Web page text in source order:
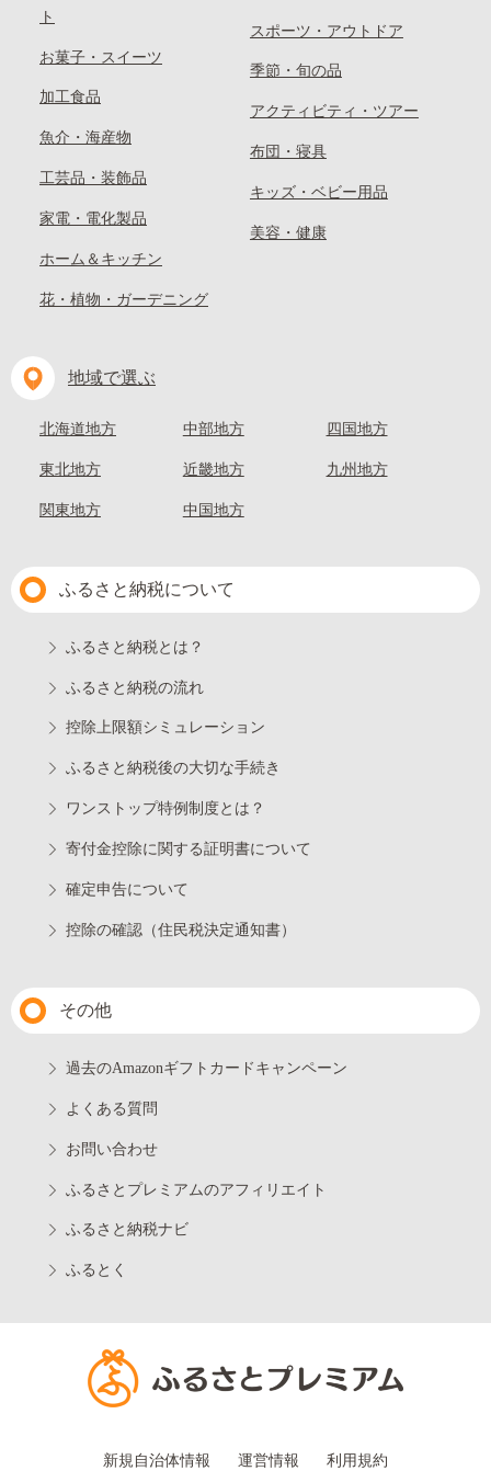
ト
お菓子・スイーツ
加工食品
魚介・海産物
工芸品・装飾品
家電・電化製品
ホーム＆キッチン
花・植物・ガーデニング
スポーツ・アウトドア
季節・旬の品
アクティビティ・ツアー
布団・寝具
キッズ・ベビー用品
美容・健康
地域で選ぶ
北海道地方
東北地方
関東地方
中部地方
近畿地方
中国地方
四国地方
九州地方
ふるさと納税について
ふるさと納税とは？
ふるさと納税の流れ
控除上限額シミュレーション
ふるさと納税後の大切な手続き
ワンストップ特例制度とは？
寄付金控除に関する証明書について
確定申告について
控除の確認（住民税決定通知書）
その他
過去のAmazonギフトカードキャンペーン
よくある質問
お問い合わせ
ふるさとプレミアムのアフィリエイト
ふるさと納税ナビ
ふるとく
新規自治体情報 運営情報 利用規約